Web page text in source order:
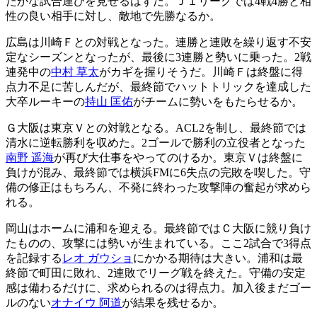
性の良い相手に対し、敵地で先勝なるか。
広島は川崎Ｆとの対戦となった。連勝と連敗を繰り返す不安
定なシーズンとなったが、最後に3連勝と勢いに乗った。2戦
連発中の中村 草太がカギを握りそうだ。川崎Ｆは終盤に得
点力不足に苦しんだが、最終節でハットトリックを達成した
大卒ルーキーの持山 匡佑がチームに勢いをもたらせるか。
Ｇ大阪は東京Ｖとの対戦となる。ACL2を制し、最終節では
清水に逆転勝利を収めた。2ゴールで勝利の立役者となった
南野 遥海が再び大仕事をやってのけるか。東京Ｖは終盤に
負けが混み、最終節では横浜FMに6失点の完敗を喫した。守
備の修正はもちろん、不発に終わった攻撃陣の奮起が求めら
れる。
岡山はホームに浦和を迎える。最終節ではＣ大阪に競り負け
たものの、攻撃には勢いが生まれている。ここ2試合で3得点
を記録する レオ ガウショ にかかる期待は大きい。浦和は最
終節で町田に敗れ、2連敗でリーグ戦を終えた。守備の安定
感は備わるだけに、求められるのは得点力。加入後まだゴー
ルのないオナイウ 阿道が結果を残せるか。